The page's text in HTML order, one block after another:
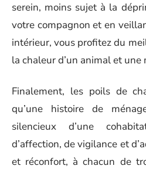
serein, moins sujet à la
votre compagnon et en
intérieur, vous profitez du
la chaleur d’un animal et une
Finalement, les poils de
qu’une histoire de
silencieux d’une
d’affection, de vigilance et
et réconfort, à chacun de